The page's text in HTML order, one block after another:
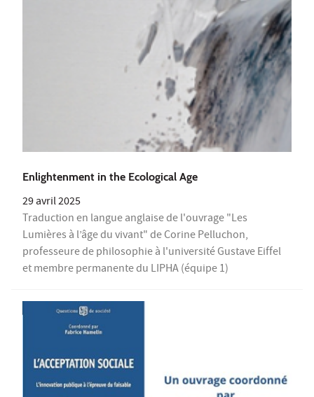
Enlightenment in the Ecological Age
29 avril 2025
Traduction en langue anglaise de l'ouvrage "Les
Lumières à l’âge du vivant" de Corine Pelluchon,
professeure de philosophie à l'université Gustave Eiffel
et membre permanente du LIPHA (équipe 1)